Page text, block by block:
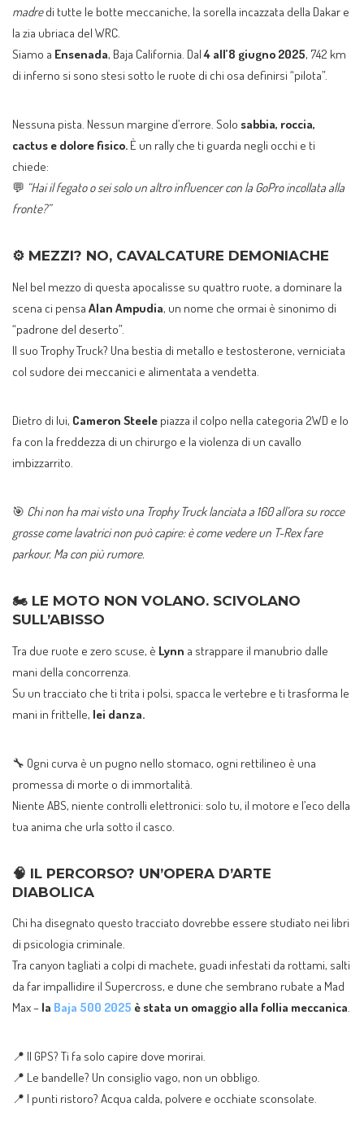
madredi tutte le botte meccaniche, la sorella incazzata della Dakar e
la zia ubriaca del WRC.
Siamo a Ensenada, Baja California. Dal4 all’8 giugno 2025, 742 km
di inferno si sono stesi sotto le ruote di chi osa definirsi “pilota”.
Nessuna pista. Nessun margine d’errore. Solo sabbia, roccia,
cactus e dolore fisico. È un rally che ti guarda negli occhi e ti
chiede:
💬 “Hai il fegato o sei solo un altro influencer con la GoPro incollata alla
fronte?”
⚙️ MEZZI? NO, CAVALCATURE DEMONIACHE
Nel bel mezzo di questa apocalisse su quattro ruote, a dominare la
scena ci pensa Alan Ampudia, un nome che ormai è sinonimo di
“padrone del deserto”.
Il suo Trophy Truck? Una bestia di metallo e testosterone, verniciata
col sudore dei meccanici e alimentata a vendetta.
Dietro di lui, Cameron Steele piazza il colpo nella categoria 2WD e lo
fa con la freddezza di un chirurgo e la violenza di un cavallo
imbizzarrito.
🎯 Chi non ha mai visto una Trophy Truck lanciata a 160 all’ora su rocce
grosse come lavatrici non può capire: è come vedere un T-Rex fare
parkour. Ma con più rumore.
🏍️ LE MOTO NON VOLANO. SCIVOLANO
SULL’ABISSO
Tra due ruote e zero scuse, è Lynn a strappare il manubrio dalle
mani della concorrenza.
Su un tracciato che ti trita i polsi, spacca le vertebre e ti trasforma le
mani in frittelle, lei danza.
🔧 Ogni curva è un pugno nello stomaco, ogni rettilineo è una
promessa di morte o di immortalità.
Niente ABS, niente controlli elettronici: solo tu, il motore e l’eco della
tua anima che urla sotto il casco.
🧠 IL PERCORSO? UN’OPERA D’ARTE
DIABOLICA
Chi ha disegnato questo tracciato dovrebbe essere studiato nei libri
di psicologia criminale.
Tra canyon tagliati a colpi di machete, guadi infestati da rottami, salti
da far impallidire il Supercross, e dune che sembrano rubate a Mad
Max – la Baja 500 2025 è stata un omaggio alla follia meccanica.
📍 Il GPS? Ti fa solo capire dove morirai.
📍 Le bandelle? Un consiglio vago, non un obbligo.
📍 I punti ristoro? Acqua calda, polvere e occhiate sconsolate.